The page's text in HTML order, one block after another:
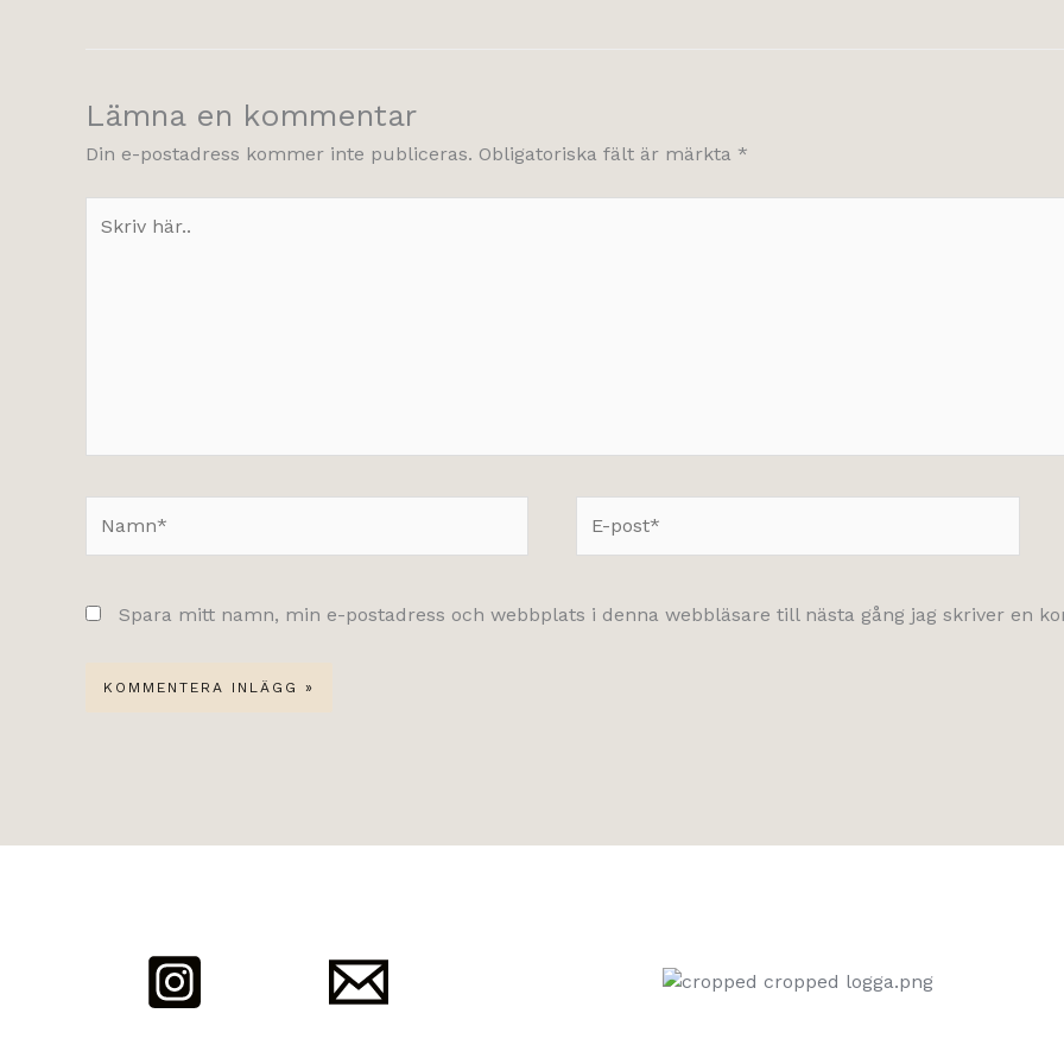
Lämna en kommentar
Din e-postadress kommer inte publiceras. Obligatoriska fält är märkta *
här..
post*
Spara mitt namn, min e-postadress och webbplats i denna webbläsare till nästa gång jag skriver en